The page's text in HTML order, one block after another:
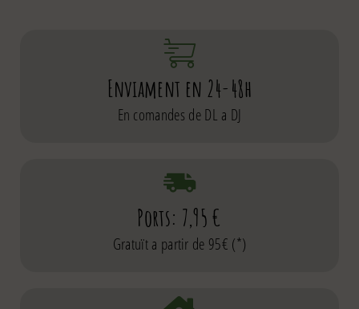
Enviament en 24-48h
En comandes de DL a DJ
Ports: 7,95 €
Gratuït a partir de 95€ (*)